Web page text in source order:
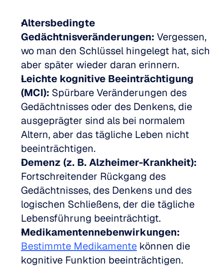
Altersbedingte
Gedächtnisveränderungen: Vergessen,
wo man den Schlüssel hingelegt hat, sich
aber später wieder daran erinnern.
Leichte kognitive Beeinträchtigung
(MCI): Spürbare Veränderungen des
Gedächtnisses oder des Denkens, die
ausgeprägter sind als bei normalem
Altern, aber das tägliche Leben nicht
beeinträchtigen.
Demenz (z. B. Alzheimer-Krankheit):
Fortschreitender Rückgang des
Gedächtnisses, des Denkens und des
logischen Schließens, der die tägliche
Lebensführung beeinträchtigt.
Medikamentennebenwirkungen:
Bestimmte Medikamente können die
kognitive Funktion beeinträchtigen.